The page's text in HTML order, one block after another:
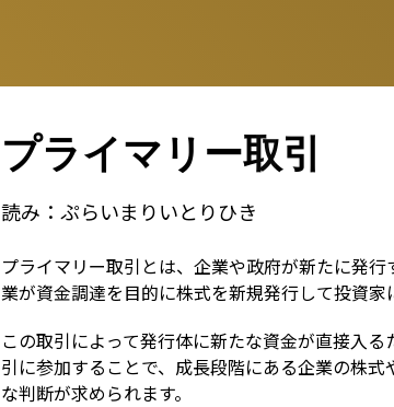
プライマリー取引
読み： ぷらいまりいとりひき
プライマリー取引とは、企業や政府が新たに発
業が資金調達を目的に株式を新規発行して投資家
この取引によって発行体に新たな資金が直接入
引に参加することで、成長段階にある企業の株
な判断が求められます。